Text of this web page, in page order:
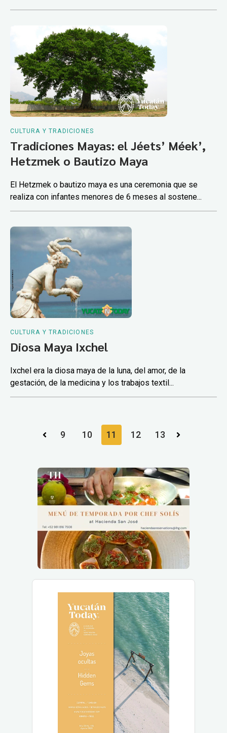
CULTURA Y TRADICIONES
Tradiciones Mayas: el Jéets’ Méek’,
Hetzmek o Bautizo Maya
El Hetzmek o bautizo maya es una ceremonia que se
realiza con infantes menores de 6 meses al sostene...
CULTURA Y TRADICIONES
Diosa Maya Ixchel
Ixchel era la diosa maya de la luna, del amor, de la
gestación, de la medicina y los trabajos textil...
9 10 11 12 13